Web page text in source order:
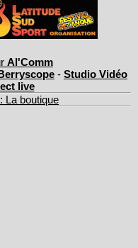
Al'Comm
- Studio Vidéo
live
La boutique